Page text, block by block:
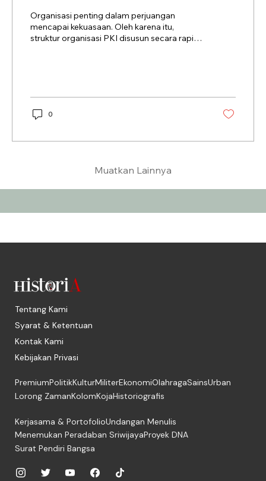
Organisasi penting dalam perjuangan
mencapai kekuasaan. Oleh karena itu,
struktur organisasi PKI disusun secara rapi
0
Muatkan Lainnya
Tentang Kami
Syarat & Ketentuan
Kontak Kami
Kebijakan Privasi
PremiumPolitikKulturMiliterEkonomiOlahragaSainsUrban
Lorong ZamanKolomKojaHistoriografis
Kerjasama & PortofolioUndangan Menulis
Menemukan Peradaban SriwijayaProyek DNA
Surat Pendiri Bangsa